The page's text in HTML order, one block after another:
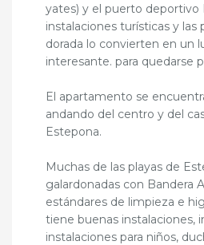
yates) y el puerto deportivo
instalaciones turísticas y las
dorada lo convierten en un
interesante. para quedarse
El apartamento se
andando del centro y del
Estepona.
Muchas de las playas de
galardonadas con Bandera
estándares de limpieza e
tiene buenas instalaciones,
instalaciones para niños,